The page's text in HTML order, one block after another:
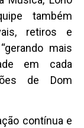
também
retiros e
mais
em cada
de Dom
contínua e